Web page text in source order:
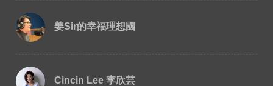
姜Sir的幸福理想國
Cincin Lee 李欣芸